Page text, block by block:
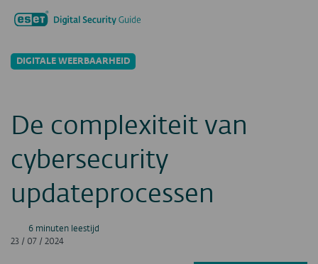
DIGITALE WEERBAARHEID
De complexiteit van
cybersecurity
updateprocessen
6 minuten leestijd
23 / 07 / 2024